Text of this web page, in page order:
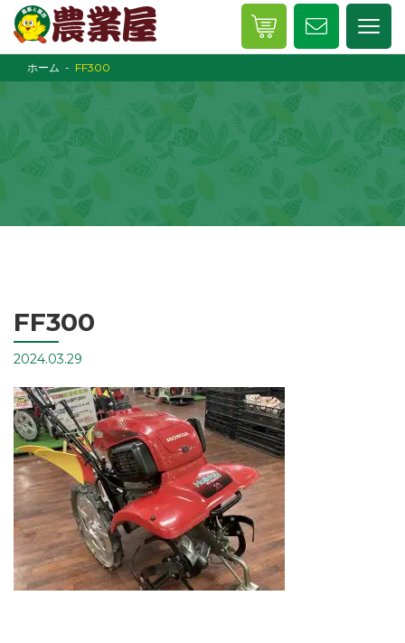
ホーム FF300
FF300
2024.03.29